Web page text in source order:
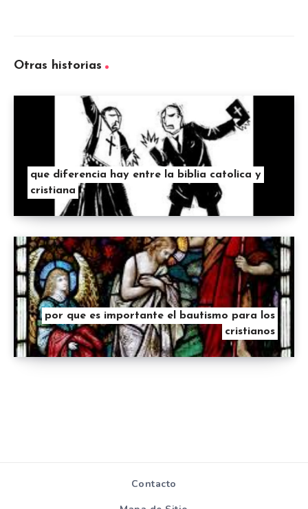
Otras historias
que diferencia hay entre la biblia catolica y
cristiana
por que es importante el bautismo para los
cristianos
Contacto